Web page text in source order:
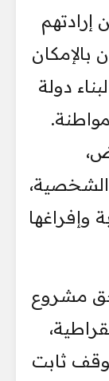
إرادتهم
بالإمكان
دولة
الشخصية،
وإفراغها
حق مشروع
ثابت